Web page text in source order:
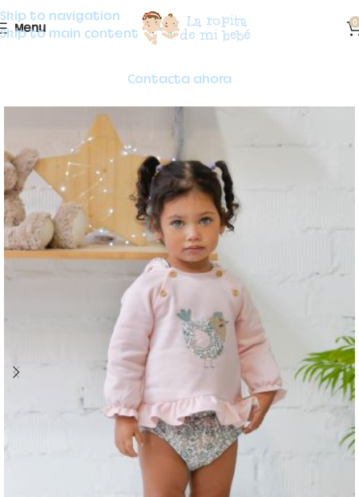
Skip to navigation
Skip to main content
Menu 0
Contacta ahora